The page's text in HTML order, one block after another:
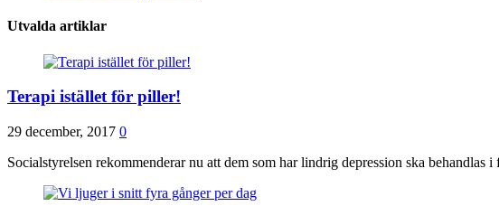
Utvalda artiklar
Terapi istället för piller!
29 december, 2017 0
Socialstyrelsen rekommenderar nu att dem som har lindrig depression ska